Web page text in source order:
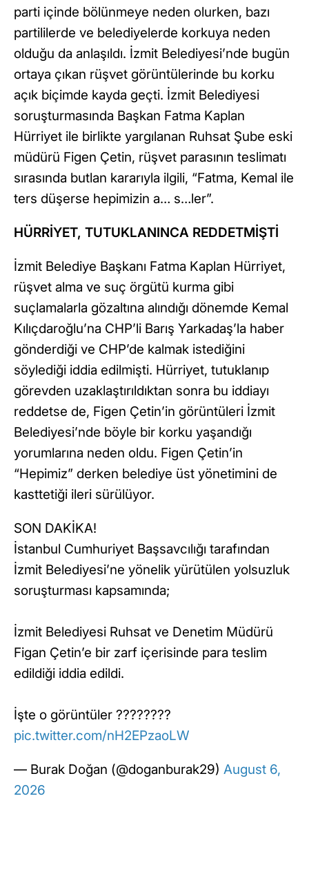
parti içinde bölünmeye neden olurken, bazı
partililerde ve belediyelerde korkuya neden
olduğu da anlaşıldı. İzmit Belediyesi’nde bugün
ortaya çıkan rüşvet görüntülerinde bu korku
açık biçimde kayda geçti. İzmit Belediyesi
soruşturmasında Başkan Fatma Kaplan
Hürriyet ile birlikte yargılanan Ruhsat Şube eski
müdürü Figen Çetin, rüşvet parasının teslimatı
sırasında butlan kararıyla ilgili, “Fatma, Kemal ile
ters düşerse hepimizin a… s…ler”.
HÜRRİYET, TUTUKLANINCA REDDETMİŞTİ
İzmit Belediye Başkanı Fatma Kaplan Hürriyet,
rüşvet alma ve suç örgütü kurma gibi
suçlamalarla gözaltına alındığı dönemde Kemal
Kılıçdaroğlu’na CHP’li Barış Yarkadaş’la haber
gönderdiği ve CHP’de kalmak istediğini
söylediği iddia edilmişti. Hürriyet, tutuklanıp
görevden uzaklaştırıldıktan sonra bu iddiayı
reddetse de, Figen Çetin’in görüntüleri İzmit
Belediyesi’nde böyle bir korku yaşandığı
yorumlarına neden oldu. Figen Çetin’in
“Hepimiz” derken belediye üst yönetimini de
kasttetiği ileri sürülüyor.
SON DAKİKA!
İstanbul Cumhuriyet Başsavcılığı tarafından
İzmit Belediyesi’ne yönelik yürütülen yolsuzluk
soruşturması kapsamında;
İzmit Belediyesi Ruhsat ve Denetim Müdürü
Figan Çetin’e bir zarf içerisinde para teslim
edildiği iddia edildi.
İşte o görüntüler ????????
pic.twitter.com/nH2EPzaoLW
— Burak Doğan (@doganburak29) August 6,
2026